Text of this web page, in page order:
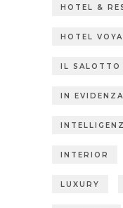
HOTEL &
HOTEL
IL SALOTTO
IN EVIDENZA
INTERIOR
LUXURY